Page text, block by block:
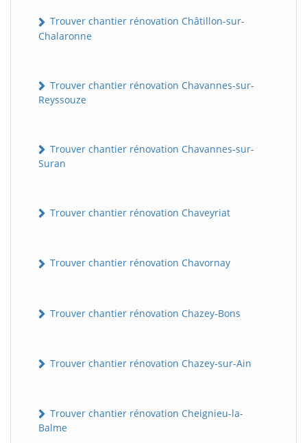
Trouver chantier rénovation Châtillon-sur-
Chalaronne
Trouver chantier rénovation Chavannes-sur-
Reyssouze
Trouver chantier rénovation Chavannes-sur-
Suran
Trouver chantier rénovation Chaveyriat
Trouver chantier rénovation Chavornay
Trouver chantier rénovation Chazey-Bons
Trouver chantier rénovation Chazey-sur-Ain
Trouver chantier rénovation Cheignieu-la-
Balme